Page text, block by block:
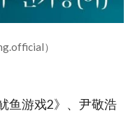
）
鱼游戏2》、尹敬浩